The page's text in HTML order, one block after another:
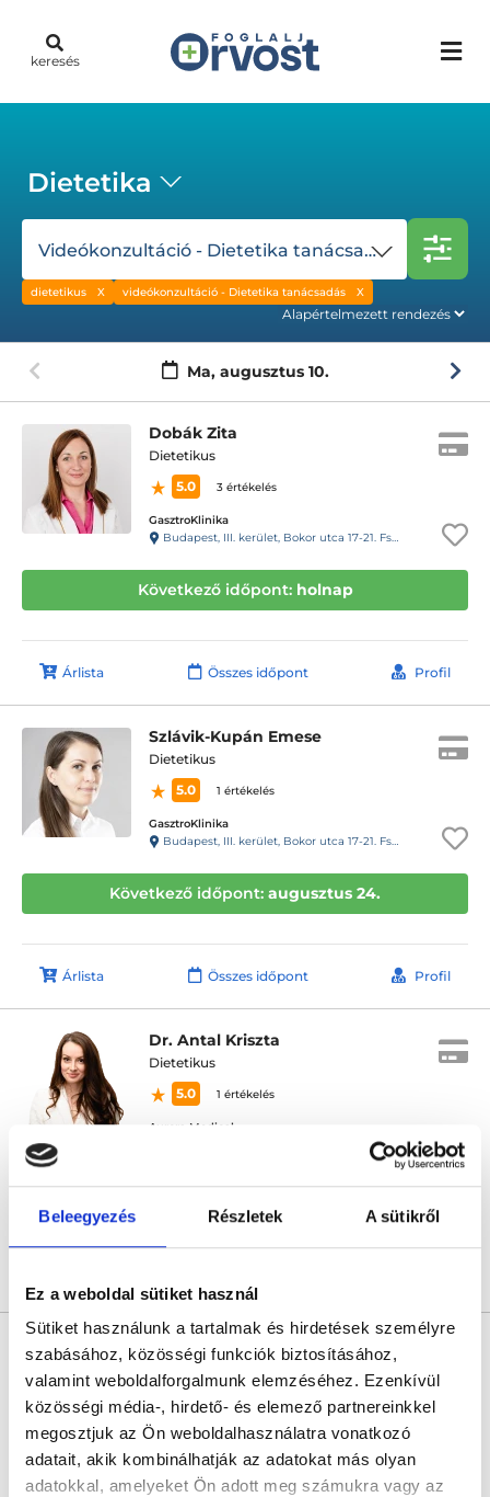
Beleegyezés Részletek A sütikről
Ez a weboldal sütiket használ
Sütiket használunk a tartalmak és hirdetések személyre
szabásához, közösségi funkciók biztosításához,
valamint weboldalforgalmunk elemzéséhez. Ezenkívül
közösségi média-, hirdető- és elemező partnereinkkel
megosztjuk az Ön weboldalhasználatra vonatkozó
adatait, akik kombinálhatják az adatokat más olyan
adatokkal, amelyeket Ön adott meg számukra vagy az
keresés
Dietetika
Videókonzultáció - Dietetika tanácsadás
dietetikus videókonzultáció - Dietetika tanácsadás
Ma, augusztus 10.
Dobák Zita
Dietetikus
5.0
3 értékelés
GasztroKlinika
Budapest, III. kerület, Bokor utca 17-21. Fszt.
Következő időpont: holnap
Árlista Összes időpont Profil
Szlávik-Kupán Emese
Dietetikus
5.0
1 értékelés
GasztroKlinika
Budapest, III. kerület, Bokor utca 17-21. Fszt.
Következő időpont: augusztus 24.
Árlista Összes időpont Profil
Dr. Antal Kriszta
Dietetikus
5.0
1 értékelés
Aurora Medical
* Szakorvos jelölt (rezidens): általános orvosi oklevéllel rendelkező
orvos, aki jogszabályok szerinti szakorvosi szakképesítés
megszerzésére irányuló képzésben vesz részt. Ezen orvosok által
önállóan nem végezhető szakmai tevékenységért teljes
felelősséggel tartozik és azt közvetlenül felügyeli az egészségügyi
szolgáltató szakorvosa az első részvizsgáig, utána pedig a
szakorvosjelölt önállóan láthat el feladatokat. A foglaljorvost.hu
felelősségét kizárja esetleges névazonosságért bármely szakorvos
és szakorvosjelölt esetén.